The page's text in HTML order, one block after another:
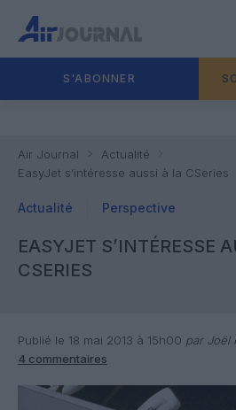
S'ABONNER
Air Journal
Actualité
EasyJet s’intéresse aussi à la CSeries
Actualité Perspective
EASYJET S’INTÉRESSE
CSERIES
Publié le 18 mai 2013 à 15h00 par Joël
4 commentaires